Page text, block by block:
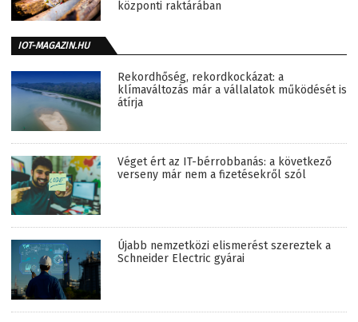
központi raktárában
IOT-MAGAZIN.HU
Rekordhőség, rekordkockázat: a
klímaváltozás már a vállalatok működését is
átírja
Véget ért az IT-bérrobbanás: a következő
verseny már nem a fizetésekről szól
Újabb nemzetközi elismerést szereztek a
Schneider Electric gyárai